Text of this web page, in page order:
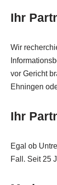
Ihr
Wir
vor Gericht
Ehningen
Ihr
Egal ob
Fall. Seit 25